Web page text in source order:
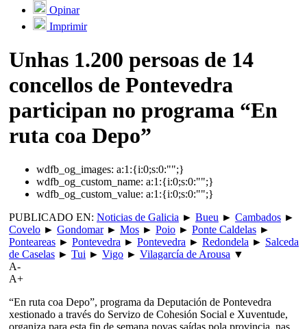
Opinar
Imprimir
Unhas 1.200 persoas de 14
concellos de Pontevedra
participan no programa “En
ruta coa Depo”
wdfb_og_images: a:1:{i:0;s:0:"";}
wdfb_og_custom_name: a:1:{i:0;s:0:"";}
wdfb_og_custom_value: a:1:{i:0;s:0:"";}
PUBLICADO EN: Noticias de Galicia ► Bueu ► Cambados ►
Covelo ► Gondomar► Mos ► Poio ► Ponte Caldelas ►
Ponteareas ► Pontevedra ► Pontevedra ► Redondela ► Salceda
de Caselas ► Tui ► Vigo ► Vilagarcía de Arousa ▼
A-
A+
“En ruta coa Depo”, programa da Deputación de Pontevedra
xestionado a través do Servizo de Cohesión Social e Xuventude,
organiza para esta fin de semana novas saídas pola provincia, nas